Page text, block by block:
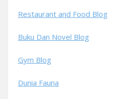
Restaurant and Food Blog
Buku Dan Novel Blog
Gym Blog
Dunia Fauna